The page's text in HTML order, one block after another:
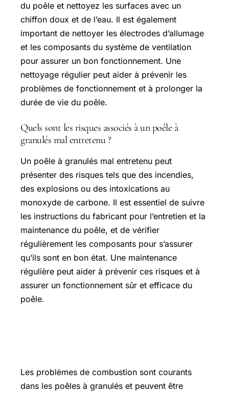
du poêle et nettoyez les surfaces avec un
chiffon doux et de l’eau. Il est également
important de nettoyer les électrodes d’allumage
et les composants du système de ventilation
pour assurer un bon fonctionnement. Une
nettoyage régulier peut aider à prévenir les
problèmes de fonctionnement et à prolonger la
durée de vie du poêle.
Quels sont les risques associés à un poêle à
granulés mal entretenu ?
Un poêle à granulés mal entretenu peut
présenter des risques tels que des incendies,
des explosions ou des intoxications au
monoxyde de carbone. Il est essentiel de suivre
les instructions du fabricant pour l’entretien et la
maintenance du poêle, et de vérifier
régulièrement les composants pour s’assurer
qu’ils sont en bon état. Une maintenance
régulière peut aider à prévenir ces risques et à
assurer un fonctionnement sûr et efficace du
poêle.
Les problèmes de combustion sont courants
dans les poêles à granulés et peuvent être